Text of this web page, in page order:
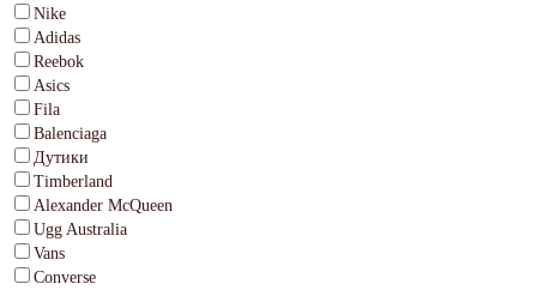
Nike
Adidas
Reebok
Asics
Fila
Balenciaga
Дутики
Timberland
Alexander McQueen
Ugg Australia
Vans
Converse